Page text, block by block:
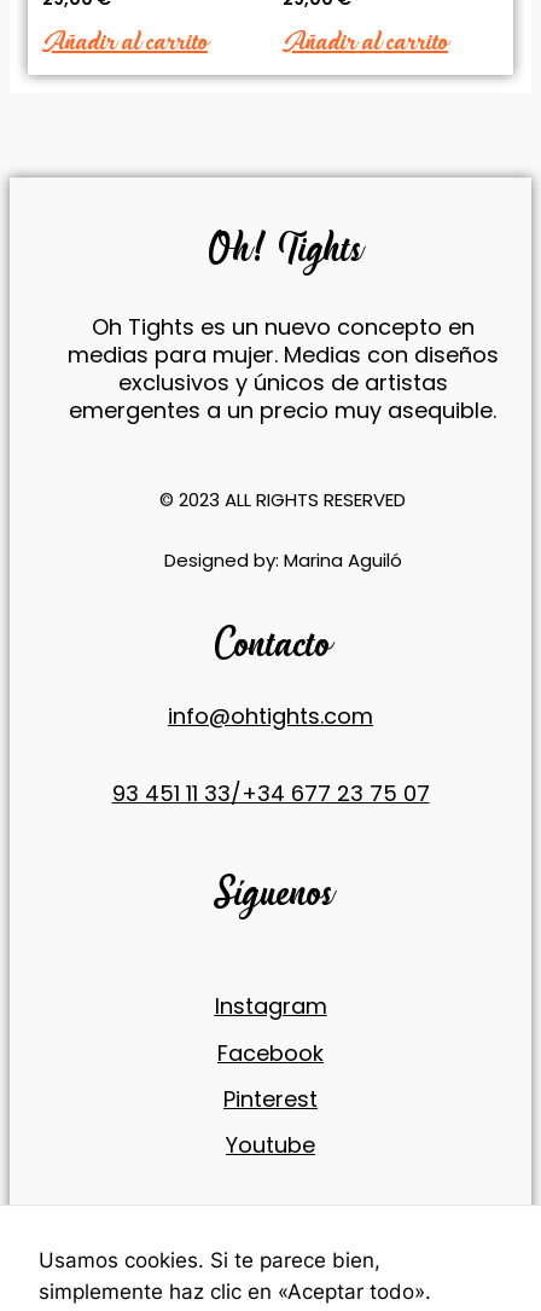
Añadir al carrito Añadir al carrito
Oh! Tights
Oh Tights es un nuevo concepto en
medias para mujer. Medias con diseños
exclusivos y únicos de artistas
emergentes a un precio muy asequible.
© 2023 ALL RIGHTS RESERVED​
​Designed by: Marina Aguiló
Contacto
info@ohtights.com
93 451 11 33/+34 677 23 75 07
Síguenos
Instagram
Facebook
Pinterest
Youtube
Info
Usamos cookies. Si te parece bien,
simplemente haz clic en «Aceptar todo».